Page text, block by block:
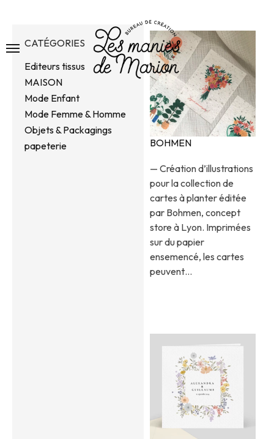
CATÉGORIES
Editeurs tissus
MAISON
Mode Enfant
Mode Femme & Homme
Objets & Packagings
papeterie
BOHMEN
— Création d’illustrations
pour la collection de
cartes à planter éditée
par Bohmen, concept
store à Lyon. Imprimées
sur du papier
ensemencé, les cartes
peuvent…